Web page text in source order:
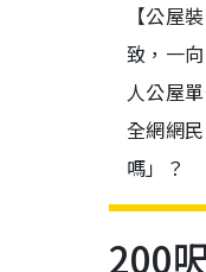
【公屋
致，一
人公屋
全網網
嗎」？
200